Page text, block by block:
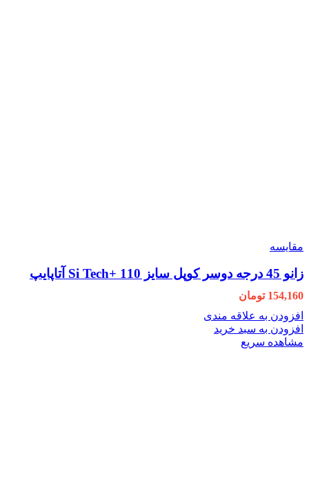
مقایسه
زانو 45 درجه دوسر کوپل سایز 110 +Si Tech آتاپایپ
154,160 تومان
افزودن به علاقه مندی
افزودن به سبد خرید
مشاهده سریع